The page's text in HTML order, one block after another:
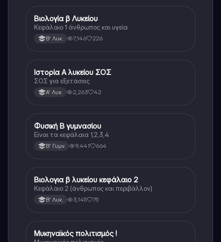
Βιολογία
Βιολογία β Λυκείου
Κεφάλαιο 1 άνθρωπος και υγεία
Β' Λυκ. 7,146 226
Ιστορία
Ιστορία Α λυκείου ΣΟΣ
ΣΟΣ για εξετάσεις
Α' Λυκ. 2,263 42
Φυσική
Φυσική Β γυμνασίου
Είναι τα κεφάλαια 1,2,3,4
Β' Γυμν. 9,441 664
Βιολογία
Βιολογια β λυκείου κεφάλαιο 2
Κεφάλαιο 2 (άνθρωπος και περιβάλλον)
Β' Λυκ. 3,145 75
Ιστορία
Μυκηναϊκός πολιτισμός !